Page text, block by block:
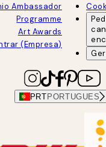
Ambassador
Programme
Art Awards
(Empresa)
PRT PORTUGUES